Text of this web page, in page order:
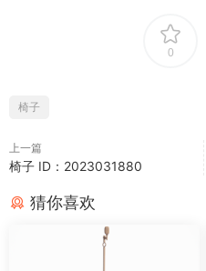
0
椅子
上一篇
椅子 ID：2023031880
猜你喜欢